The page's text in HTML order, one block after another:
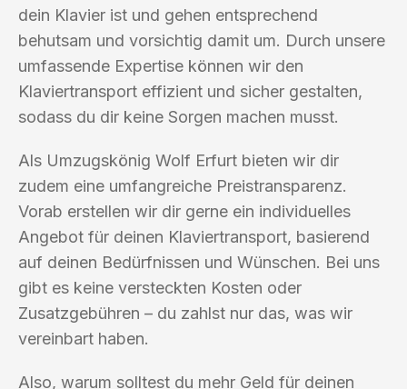
dein Klavier ist und gehen entsprechend
behutsam und vorsichtig damit um. Durch unsere
umfassende Expertise können wir den
Klaviertransport effizient und sicher gestalten,
sodass du dir keine Sorgen machen musst.
Als Umzugskönig Wolf Erfurt bieten wir dir
zudem eine umfangreiche Preistransparenz.
Vorab erstellen wir dir gerne ein individuelles
Angebot für deinen Klaviertransport, basierend
auf deinen Bedürfnissen und Wünschen. Bei uns
gibt es keine versteckten Kosten oder
Zusatzgebühren – du zahlst nur das, was wir
vereinbart haben.
Also, warum solltest du mehr Geld für deinen